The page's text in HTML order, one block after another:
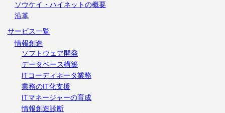
ソウケイ・ハイネットの概要
沿革
サービス一覧
情報創造
ソフトウェア開発
データベース構築
ITコーディネータ業務
業務のIT化支援
ITマネージャーの育成
情報創造診断